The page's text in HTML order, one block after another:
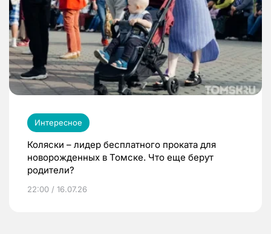
Интересное
Коляски – лидер бесплатного проката для
новорожденных в Томске. Что еще берут
родители?
22:00 / 16.07.26